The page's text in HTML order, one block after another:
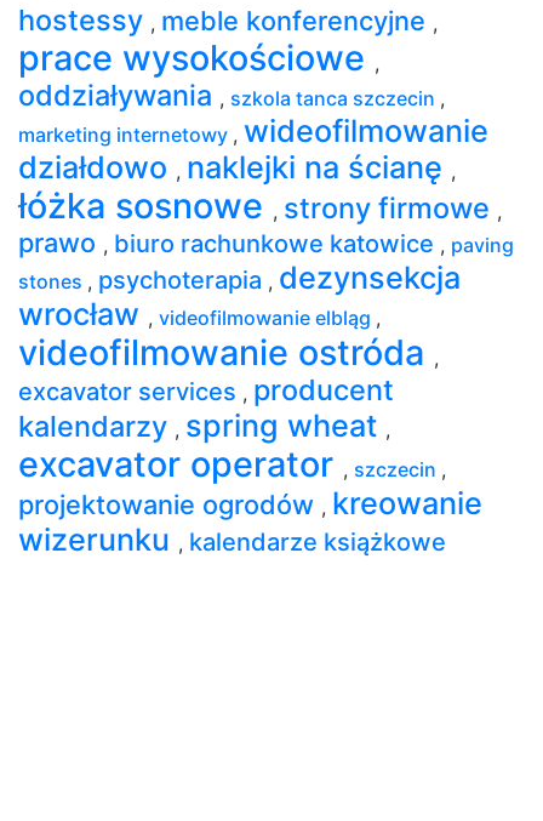
hostessy , meble konferencyjne ,
prace wysokościowe ,
oddziaływania , szkola tanca szczecin ,
marketing internetowy , wideofilmowanie
działdowo , naklejki na ścianę ,
łóżka sosnowe , strony firmowe ,
prawo , biuro rachunkowe katowice , paving
stones , psychoterapia , dezynsekcja
wrocław , videofilmowanie elbląg ,
videofilmowanie ostróda ,
excavator services , producent
kalendarzy , spring wheat ,
excavator operator , szczecin ,
projektowanie ogrodów , kreowanie
wizerunku , kalendarze książkowe